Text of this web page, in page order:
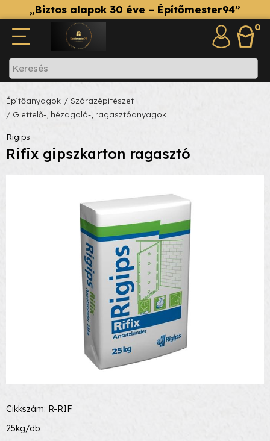
„Biztos alapok 30 éve – Építőmester94”
0
Építőanyagok / Szárazépítészet
/ Glettelő-, hézagoló-, ragasztóanyagok
Rigips
Rifix gipszkarton ragasztó
Cikkszám: R-RIF
25kg/db